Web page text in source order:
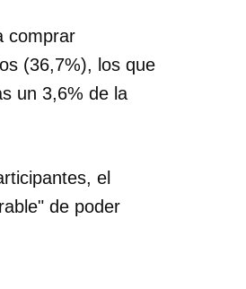
comprar
(36,7%), los que
un 3,6% de la
el
de poder